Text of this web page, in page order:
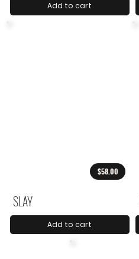
Add to cart
$58.00
SLAY
Add to cart